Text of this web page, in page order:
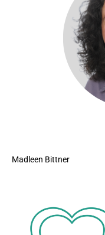
Madleen Bittner